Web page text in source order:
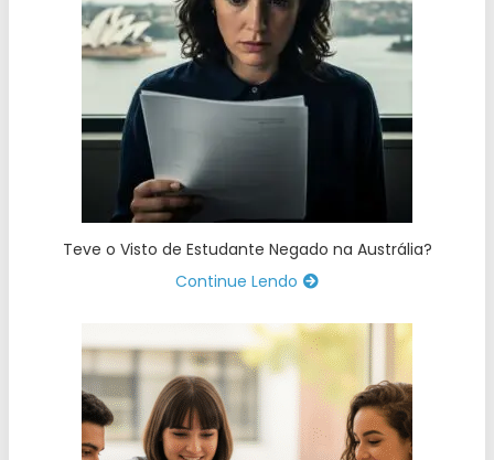
Teve o Visto de Estudante Negado na Austrália?
Continue Lendo